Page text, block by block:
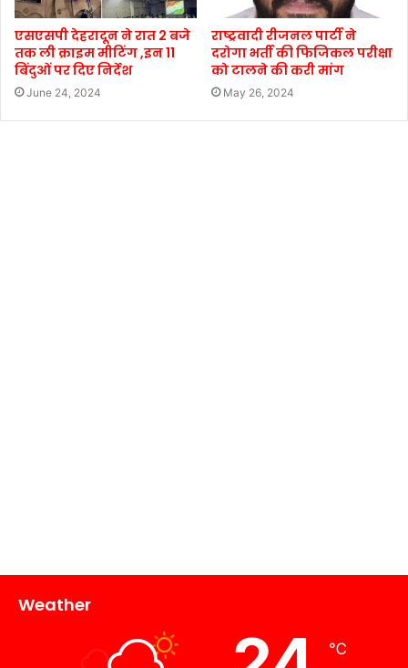
एसएसपी देहरादून ने रात 2 बजे
तक ली क्राइम मीटिंग ,इन 11
बिंदुओं पर दिए निर्देश
June 24, 2024
राष्ट्रवादी रीजनल पार्टी ने
दरोगा भर्ती की फिजिकल परीक्षा
को टालने की करी मांग
May 26, 2024
Weather
℃